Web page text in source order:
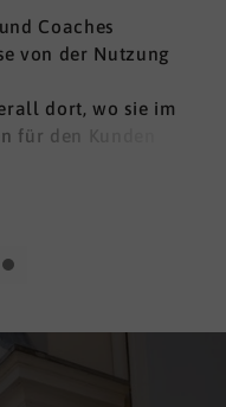
Coaches
von der Nutzung
dort, wo sie im
für den Kunden
in DNLA den